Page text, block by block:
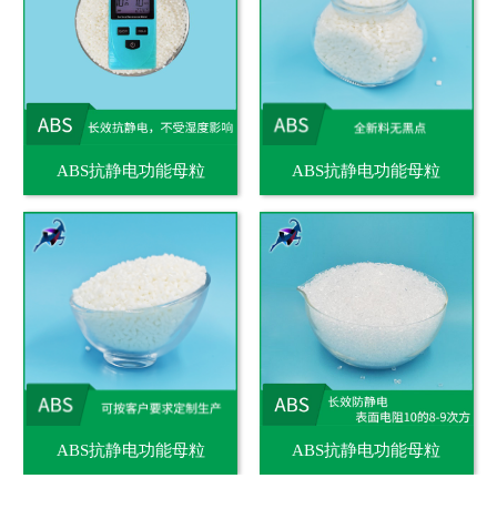
ABS抗静电功能母粒 ABS抗静电功能母粒
ABS抗静电功能母粒 ABS抗静电功能母粒